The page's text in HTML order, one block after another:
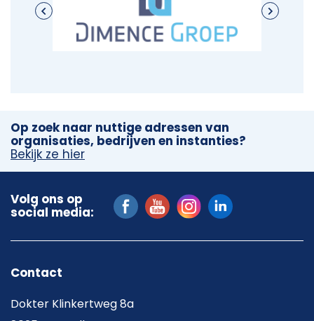
Op zoek naar nuttige adressen van
organisaties, bedrijven en instanties?
Bekijk ze hier
Volg ons op
social media:
Contact
Dokter Klinkertweg 8a